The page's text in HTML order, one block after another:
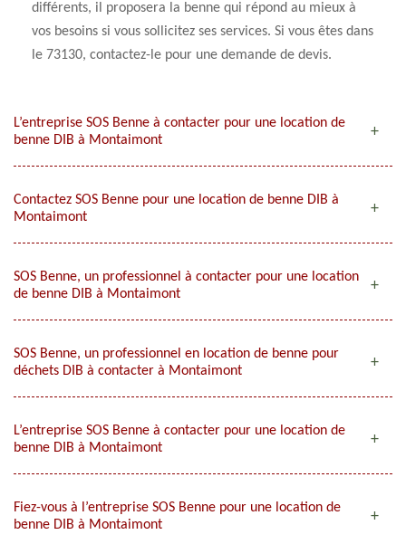
différents, il proposera la benne qui répond au mieux à
vos besoins si vous sollicitez ses services. Si vous êtes dans
le 73130, contactez-le pour une demande de devis.
L’entreprise SOS Benne à contacter pour une location de
benne DIB à Montaimont
Contactez SOS Benne pour une location de benne DIB à
Montaimont
SOS Benne, un professionnel à contacter pour une location
de benne DIB à Montaimont
SOS Benne, un professionnel en location de benne pour
déchets DIB à contacter à Montaimont
L’entreprise SOS Benne à contacter pour une location de
benne DIB à Montaimont
Fiez-vous à l’entreprise SOS Benne pour une location de
benne DIB à Montaimont